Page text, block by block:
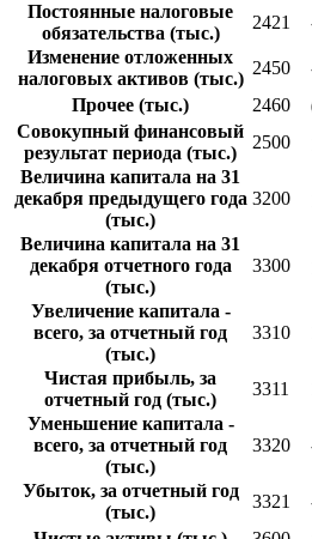
Постоянные налоговые
обязательства (тыс.)
2421
Изменение отложенных
налоговых активов (тыс.)
2450
Прочее (тыс.)
2460
Совокупный финансовый
результат периода (тыс.)
2500
Величина капитала на 31
декабря предыдущего года
(тыс.)
3200
Величина капитала на 31
декабря отчетного года
(тыс.)
3300
Увеличение капитала -
всего, за отчетный год
(тыс.)
3310
Чистая прибыль, за
отчетный год (тыс.)
3311
Уменьшение капитала -
всего, за отчетный год
(тыс.)
3320
Убыток, за отчетный год
(тыс.)
3321